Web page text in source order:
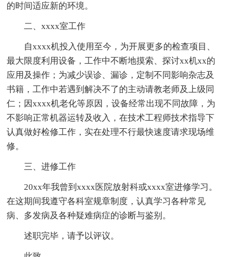
的时间适应新的环境。
二、xxxx室工作
自xxxx机投入使用至今，为开展更多的检查项目、
最大限度利用设备，工作中不断地摸索、探讨xx机xx的
应用及操作；为减少误诊、漏诊，定制不同影响杂志及
书籍，工作中若遇到解决不了的主动请教老师及上级同
仁；因xxxx机老化等原因，设备经常出现不同故障，为
不影响正常机器运转及收入，在技术工程师技术指导下
认真做好检修工作，实在处理不行最快速度请求现场维
修。
三、进修工作
20xx年我曾到xxxx医院放射科或xxxx室进修学习。
在这期间我遵守各科室规章制度，认真学习各种常见
病、多发病及各种疑难病症的诊断与鉴别。
述职完毕，请予以评议。